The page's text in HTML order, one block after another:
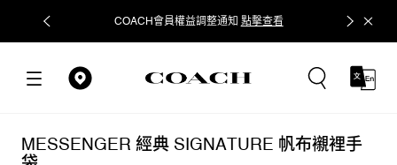
COACH會員權益調整通知 點擊查看 立即追蹤
MESSENGER 經典 SIGNATURE 帆布襯裡手